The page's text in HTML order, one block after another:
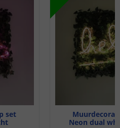
set
Neon dual